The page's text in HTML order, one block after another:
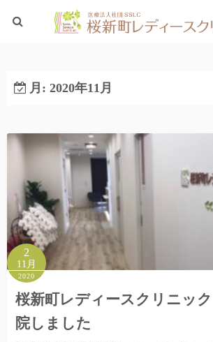
ブログTOP
月: 2020年11月
2
11月
2020
桜新町レディースクリニッ
院しました